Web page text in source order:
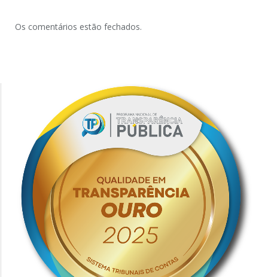
Os comentários estão fechados.